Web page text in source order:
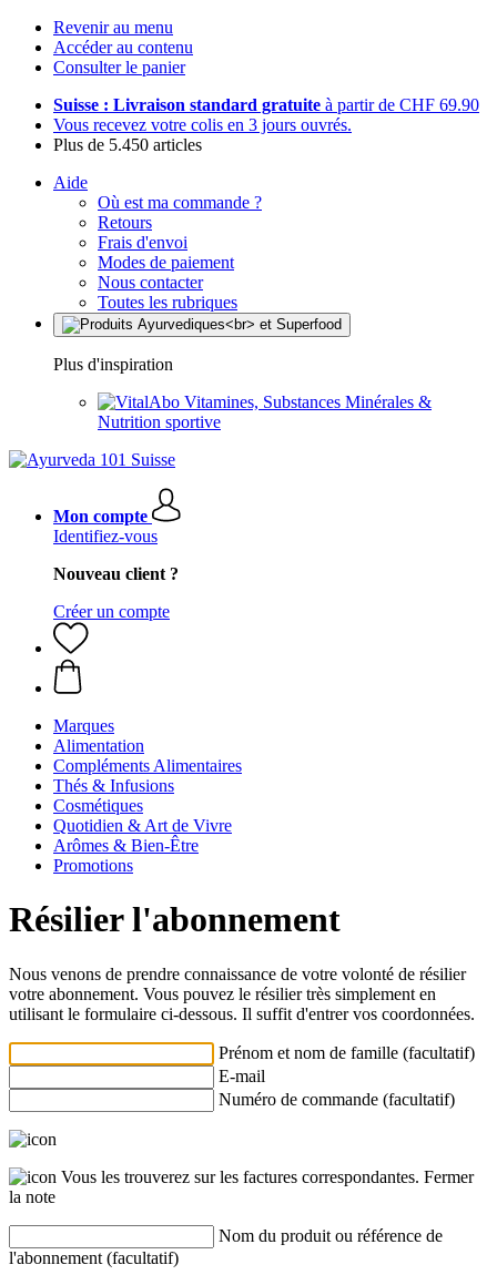
Revenir au menu
Accéder au contenu
Consulter le panier
Suisse : Livraison standard gratuite à partir de CHF 69.90
Vous recevez votre colis en 3 jours ouvrés.
Plus de 5.450 articles
Aide
Où est ma commande ?
Retours
Frais d'envoi
Modes de paiement
Nous contacter
Toutes les rubriques
Plus d'inspiration
Vitamines, Substances Minérales &
Nutrition sportive
Mon compte
Identifiez-vous
Nouveau client ?
Créer un compte
Marques
Alimentation
Compléments Alimentaires
Thés & Infusions
Cosmétiques
Quotidien & Art de Vivre
Arômes & Bien-Être
Promotions
Résilier l'abonnement
Nous venons de prendre connaissance de votre volonté de résilier
votre abonnement. Vous pouvez le résilier très simplement en
utilisant le formulaire ci-dessous. Il suffit d'entrer vos coordonnées.
Prénom et nom de famille (facultatif)
E-mail
Numéro de commande (facultatif)
Vous les trouverez sur les factures correspondantes. Fermer
la note
Nom du produit ou référence de
l'abonnement (facultatif)